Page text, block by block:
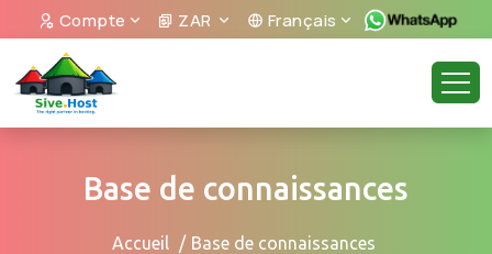
Compte ZAR Français
Base de connaissances
Accueil
Base de connaissances